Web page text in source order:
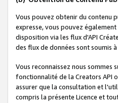
Vous pouvez obtenir du contenu
expresse, vous pouvez
disposition via les flux d'API
des flux de données sont soumis
Vous reconnaissez nous sommes
fonctionnalité de la Creators API
assurer que la consultation et
compris la présente Licence et